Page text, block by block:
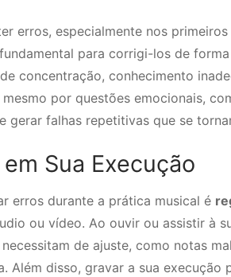
erros, especialmente nos
para corrigi-los de
concentração, conhecimento
por questões emocionais,
gerar falhas repetitivas que se
Sua Execução
erros durante a prática musical é
ou vídeo. Ao ouvir ou assistir à
de ajuste, como notas
Além disso, gravar a sua execução